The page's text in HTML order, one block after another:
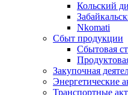
Кольский
Nkomati
Сбыт продукции
Сбытовая
Закупочная
Энергетические
Транспортные